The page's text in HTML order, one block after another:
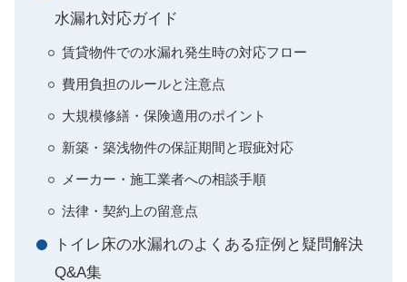
水漏れ対応ガイド
賃貸物件での水漏れ発生時の対応フロー
費用負担のルールと注意点
大規模修繕・保険適用のポイント
新築・築浅物件の保証期間と瑕疵対応
メーカー・施工業者への相談手順
法律・契約上の留意点
トイレ床の水漏れのよくある症例と疑問解決
Q&A集